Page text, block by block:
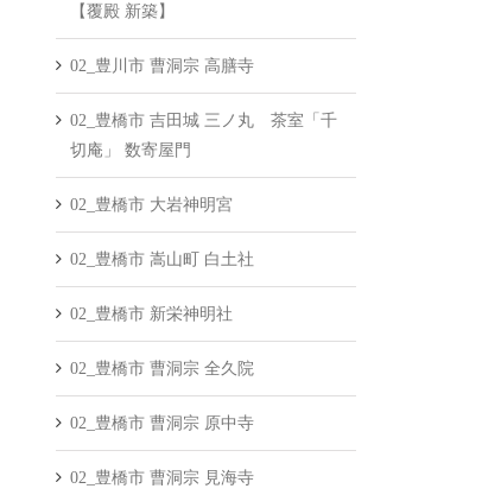
【覆殿 新築】
02_豊川市 曹洞宗 高膳寺
02_豊橋市 吉田城 三ノ丸 茶室「千
切庵」 数寄屋門
02_豊橋市 大岩神明宮
02_豊橋市 嵩山町 白土社
02_豊橋市 新栄神明社
02_豊橋市 曹洞宗 全久院
02_豊橋市 曹洞宗 原中寺
02_豊橋市 曹洞宗 見海寺